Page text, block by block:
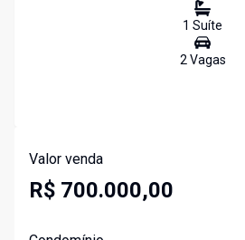
1 Suíte
2Vagas
Valor venda
R$ 700.000,00